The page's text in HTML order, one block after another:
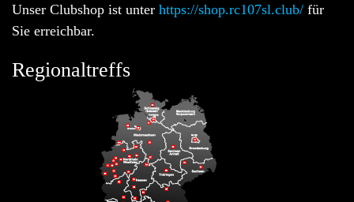
Unser Clubshop ist unter https://shop.rc107sl.club/ für
Sie erreichbar.
Regionaltreffs